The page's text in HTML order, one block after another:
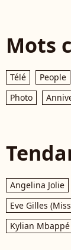
Mots
Télé People
Photo
Angelina Jolie
Eve Gilles
Kylian Mbappé